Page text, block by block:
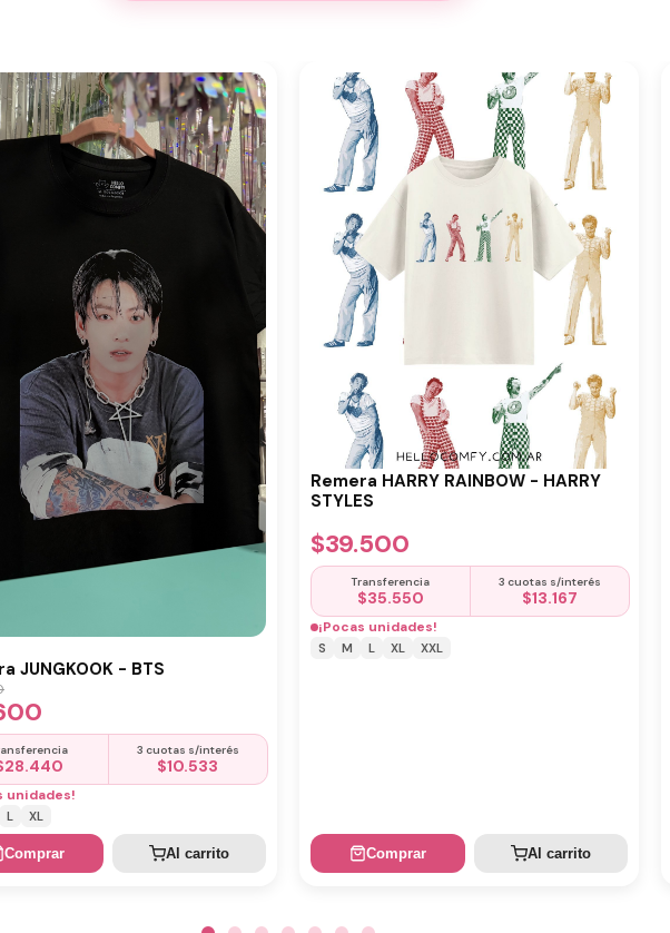
JUNGKOOK - BTS
28.440
3 cuotas s/interés
$10.533
unidades!
L XL
Comprar Al carrito
Remera HARRY RAINBOW - HARRY
STYLES
$39.500
Transferencia
$35.550
3 cuotas s/interés
$13.167
¡Pocas unidades!
S M L XL XXL
Comprar Al carrito